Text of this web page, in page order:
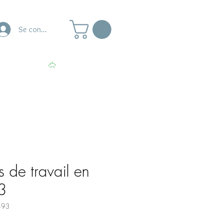
Se connecter
Ateliers
de travail en